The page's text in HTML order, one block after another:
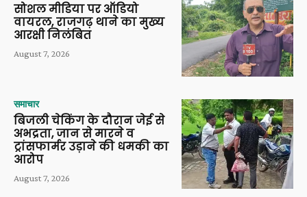
सोशल मीडिया पर ऑडियो
वायरल, राजगढ़ थाने का मुख्य
आरक्षी निलंबित
August 7, 2026
समाचार
बिजली चेकिंग के दौरान जेई से
अभद्रता, जान से मारने व
ट्रांसफार्मर उड़ाने की धमकी का
आरोप
August 7, 2026